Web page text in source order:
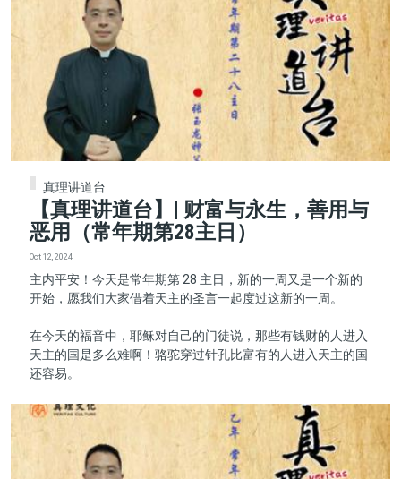
真理讲道台
【真理讲道台】| 财富与永生，善用与
恶用（常年期第28主日）
Oct 12, 2024
主内平安！今天是常年期第 28 主日，新的一周又是一个新的
开始，愿我们大家借着天主的圣言一起度过这新的一周。
在今天的福音中，耶稣对自己的门徒说，那些有钱财的人进入
天主的国是多么难啊！骆驼穿过针孔比富有的人进入天主的国
还容易。